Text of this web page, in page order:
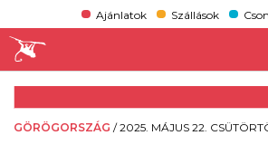
Ajánlatok Szállások
GÖRÖGORSZÁG /2025. MÁJUS 22.